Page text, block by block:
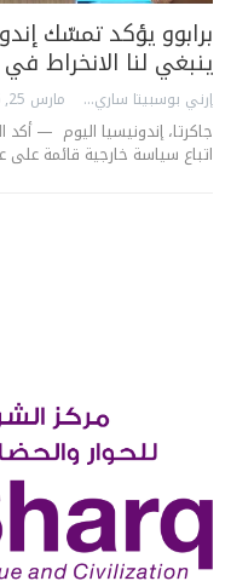
برابوو يؤكد تمسّك
ينبغي لنا الانخراط
إرني بوسبيتا ساري مارس 25, 2026
جاكرتا، إندونيسيا اليوم — أكد
اتباع سياسة خارجية قائمة على